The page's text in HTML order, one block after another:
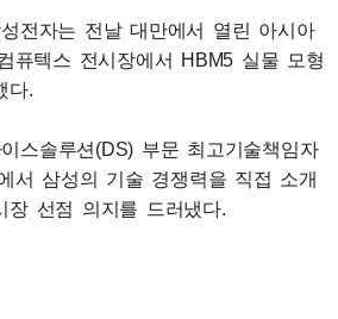
전자는 전날 대만에서 열린 아시아
퓨텍스 전시장에서 HBM5 실물 모형
다.
스솔루션(DS) 부문 최고기술책임자
서 삼성의 기술 경쟁력을 직접 소개
장 선점 의지를 드러냈다.